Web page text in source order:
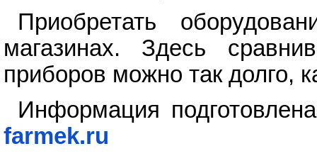
Приобретать
магазинах. Здесь
приборов можно так долго,
Информация
farmek.ru